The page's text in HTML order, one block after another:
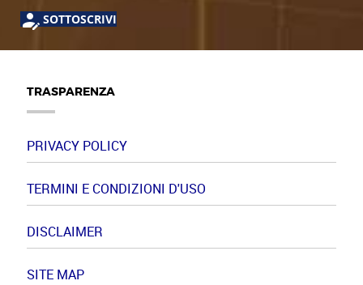
SOTTOSCRIVI
TRASPARENZA
PRIVACY POLICY
TERMINI E CONDIZIONI D'USO
DISCLAIMER
SITE MAP